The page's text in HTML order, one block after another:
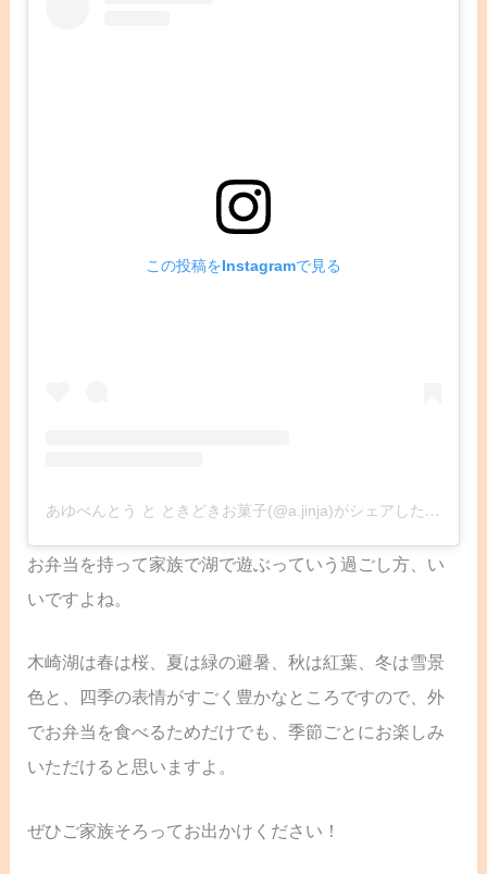
この投稿をInstagramで見る
あゆべんとう と ときどきお菓子(@a.jinja)がシェアした投稿
お弁当を持って家族で湖で遊ぶっていう過ごし方、い
いですよね。
木崎湖は春は桜、夏は緑の避暑、秋は紅葉、冬は雪景
色と、四季の表情がすごく豊かなところですので、外
でお弁当を食べるためだけでも、季節ごとにお楽しみ
いただけると思いますよ。
ぜひご家族そろってお出かけください！